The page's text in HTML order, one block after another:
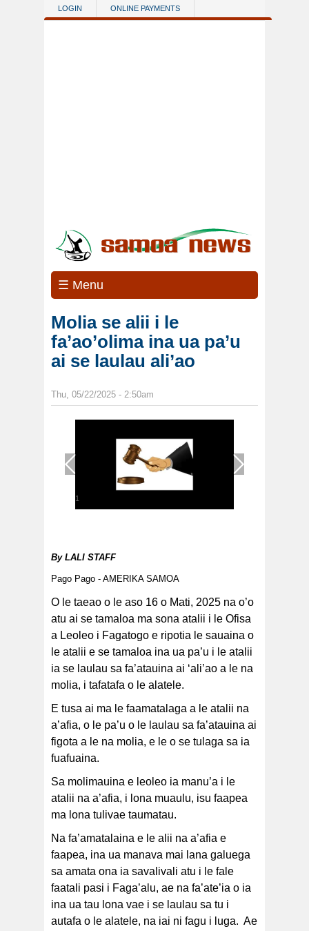
Skip to main content
LOGIN ONLINE PAYMENTS
☰ Menu
Molia se alii i le
fa’ao’olima ina ua pa’u
ai se laulau ali’ao
Thu, 05/22/2025 - 2:50am
1
By LALI STAFF
Pago Pago - AMERIKA SAMOA
O le taeao o le aso 16 o Mati, 2025 na o’o
atu ai se tamaloa ma sona atalii i le Ofisa
a Leoleo i Fagatogo e ripotia le sauaina o
le atalii e se tamaloa ina ua pa’u i le atalii
ia se laulau sa fa’atauina ai ‘ali’ao a le na
molia, i tafatafa o le alatele.
E tusa ai ma le faamatalaga a le atalii na
a’afia, o le pa’u o le laulau sa fa’atauina ai
figota a le na molia, e le o se tulaga sa ia
fuafuaina.
Sa molimauina e leoleo ia manu’a i le
atalii na a’afia, i lona muaulu, isu faapea
ma lona tulivae taumatau.
Na fa’amatalaina e le alii na a’afia e
faapea, ina ua manava mai lana galuega
sa amata ona ia savalivali atu i le fale
faatali pasi i Faga’alu, ae na fa’ate’ia o ia
ina ua tau lona vae i se laulau sa tu i
autafa o le alatele, na iai ni fagu i luga. Ae